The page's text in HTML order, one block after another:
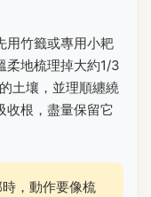
用竹籤或專用小耙
柔地梳理掉大約1/3
土壤，並理順纏繞
收根，盡量保留它
，動作要像梳